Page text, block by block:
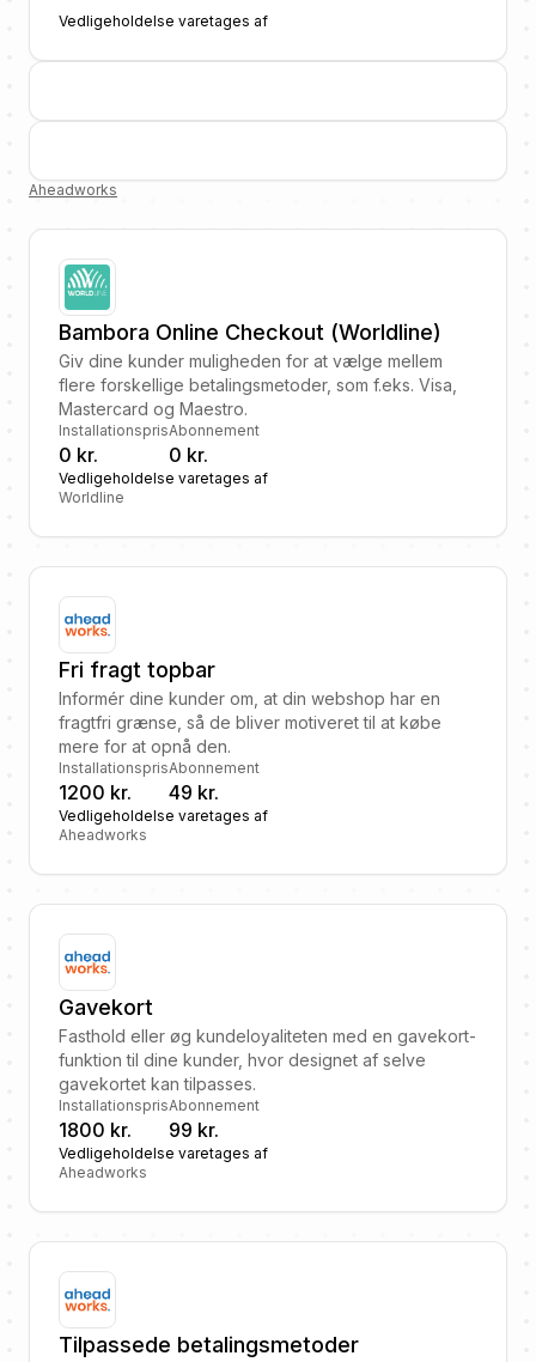
Vedligeholdelse varetages af
Aheadworks
Bambora Online Checkout (Worldline)
Giv dine kunder muligheden for at vælge mellem
flere forskellige betalingsmetoder, som f.eks. Visa,
Mastercard og Maestro.
Installationspris
0 kr.
Abonnement
0 kr.
Vedligeholdelse varetages af
Worldline
Fri fragt topbar
Informér dine kunder om, at din webshop har en
fragtfri grænse, så de bliver motiveret til at købe
mere for at opnå den.
Installationspris
1200 kr.
Abonnement
49 kr.
Vedligeholdelse varetages af
Aheadworks
Gavekort
Fasthold eller øg kundeloyaliteten med en gavekort-
funktion til dine kunder, hvor designet af selve
gavekortet kan tilpasses.
Installationspris
1800 kr.
Abonnement
99 kr.
Vedligeholdelse varetages af
Aheadworks
Tilpassede betalingsmetoder